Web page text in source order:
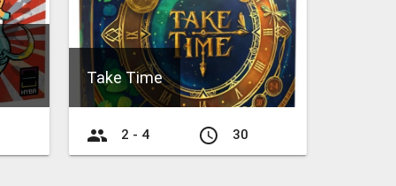
Take Time
group 2 - 4 access_time 30